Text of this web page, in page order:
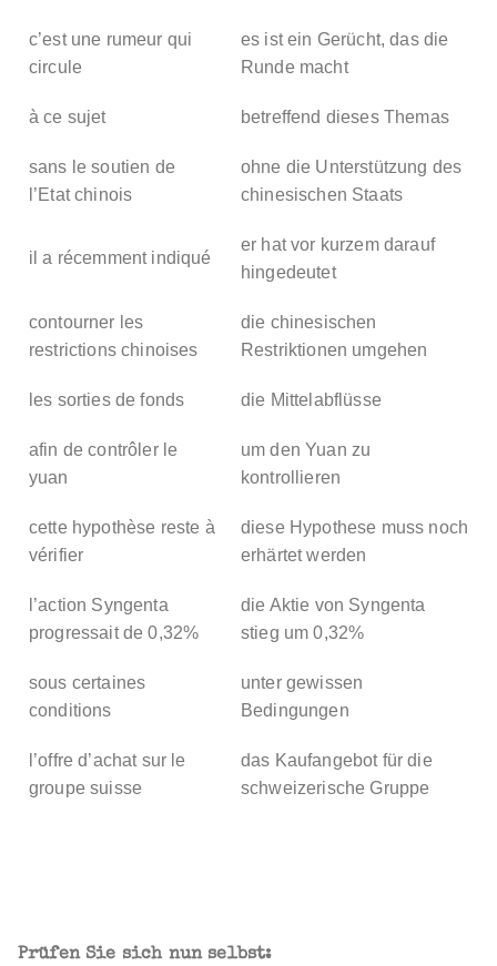
c’est une rumeur qui
circule
es ist ein Gerücht, das die
Runde macht
à ce sujet betreffend dieses Themas
sans le soutien de
l’Etat chinois
ohne die Unterstützung des
chinesischen Staats
il a récemment indiqué
er hat vor kurzem darauf
hingedeutet
contourner les
restrictions chinoises
die chinesischen
Restriktionen umgehen
les sorties de fonds die Mittelabflüsse
afin de contrôler le
yuan
um den Yuan zu
kontrollieren
cette hypothèse reste à
vérifier
diese Hypothese muss noch
erhärtet werden
l’action Syngenta
progressait de 0,32%
die Aktie von Syngenta
stieg um 0,32%
sous certaines
conditions
unter gewissen
Bedingungen
l’offre d’achat sur le
groupe suisse
das Kaufangebot für die
schweizerische Gruppe
Prüfen Sie sich nun selbst: